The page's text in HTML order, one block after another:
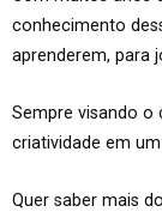
conhecimento
aprenderem, para
Sempre visando o
criatividade em
Quer saber mais